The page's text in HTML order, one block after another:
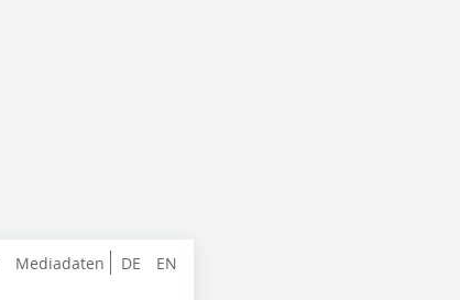
DE EN
Mediadaten